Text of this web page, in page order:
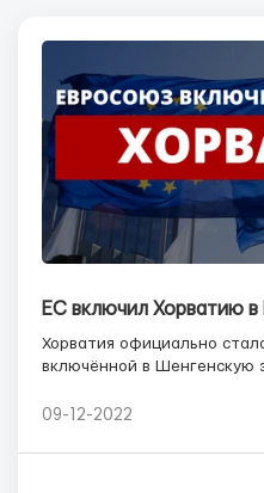
ЕС включил Хорватию в
Хорватия официально
включённой в Шенгенскую
09-12-2022